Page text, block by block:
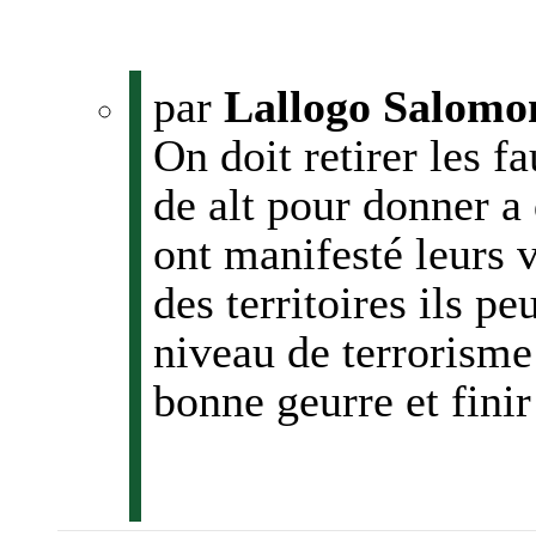
par Lallogo
On doit retirer les
de alt pour donner a
ont manifesté leurs
des territoires ils
niveau de
bonne geurre et